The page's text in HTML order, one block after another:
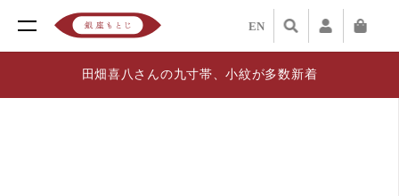
EN
田畑喜八さんの九寸帯、小紋が多数新着